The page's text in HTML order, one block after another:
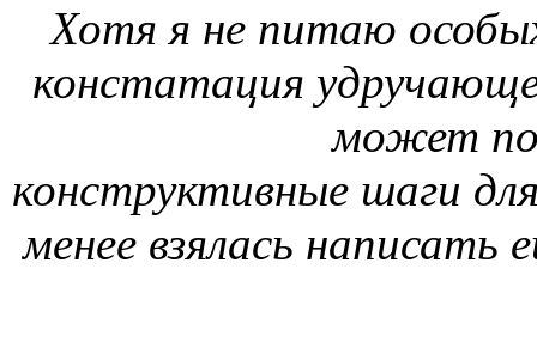
Хотя я не питаю
констатация
может
конструктивные шаги
менее взялась